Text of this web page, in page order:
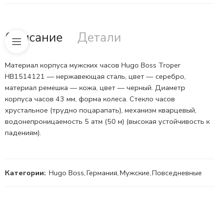
Описание Детали
Материал корпуса мужских часов Hugo Boss Troper
HB1514121 — нержавеющая сталь, цвет — серебро,
материал ремешка — кожа, цвет — черный. Диаметр
корпуса часов 43 мм, форма колеса. Стекло часов
хрустальное (трудно поцарапать), механизм кварцевый,
водонепроницаемость 5 атм (50 м) (высокая устойчивость к
падениям).
Категории: Hugo Boss,Германия,Мужские,Повседневные